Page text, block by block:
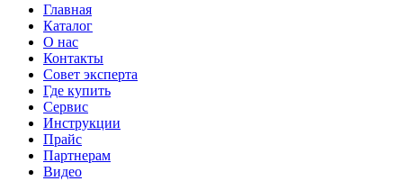
Главная
Каталог
О нас
Контакты
Совет эксперта
Где купить
Сервис
Инструкции
Прайс
Партнерам
Видео